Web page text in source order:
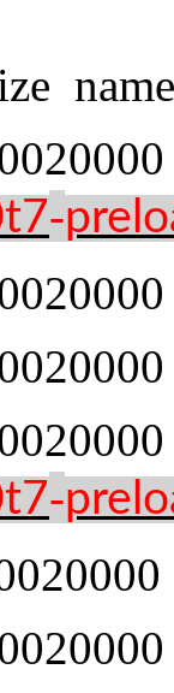
name
-
-